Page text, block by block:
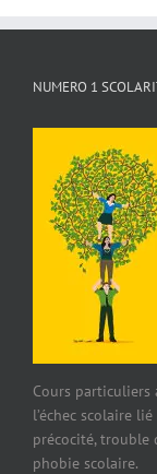
NUMERO 1
Cours particuliers
l’échec scolaire
précocité, trouble
phobie scolaire.